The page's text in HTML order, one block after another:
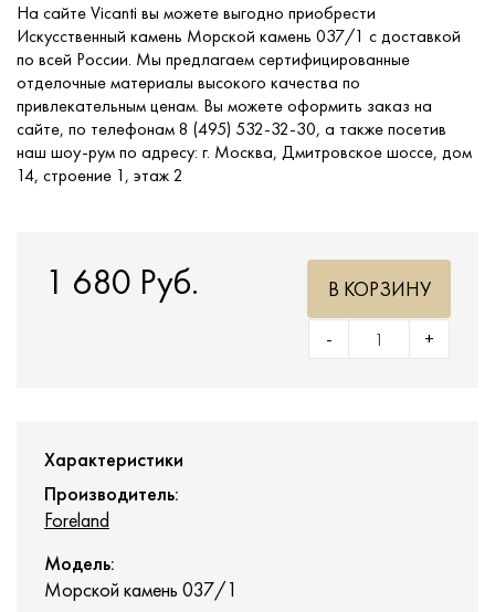
На сайте Vicanti вы можете выгодно приобрести
Искусственный камень Морской камень 037/1 с доставкой
по всей России. Мы предлагаем сертифицированные
отделочные материалы высокого качества по
привлекательным ценам. Вы можете оформить заказ на
сайте, по телефонам 8 (495) 532-32-30, а также посетив
наш шоу-рум по адресу: г. Москва, Дмитровское шоссе, дом
14, строение 1, этаж 2
1 680 Руб.
+
-
В КОРЗИНУ
Характеристики
Производитель:
Foreland
Модель:
Морской камень 037/1